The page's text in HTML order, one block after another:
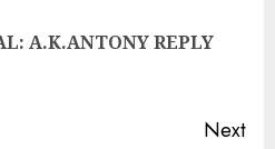
A.K.ANTONY REPLY
Next